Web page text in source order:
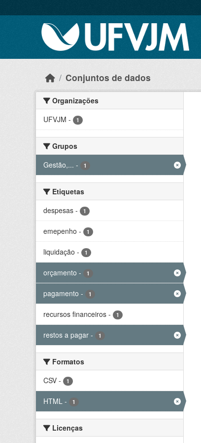
Conjuntos de dados
Organizações
UFVJM - 1
Grupos
Gestão,... - 1
Etiquetas
despesas - 1
emepenho - 1
liquidação - 1
orçamento - 1
pagamento - 1
recursos financeiros - 1
restos a pagar - 1
Formatos
CSV - 1
HTML - 1
Licenças